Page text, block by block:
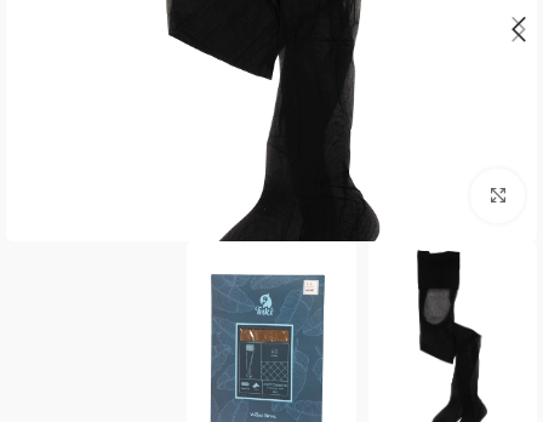
Click to enlarge